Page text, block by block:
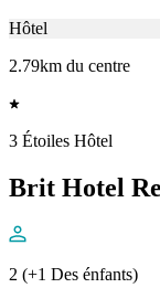
Hôtel
2.79km du centre
3 Étoiles Hôtel
Brit Hotel
2 (+1 Des énfants)